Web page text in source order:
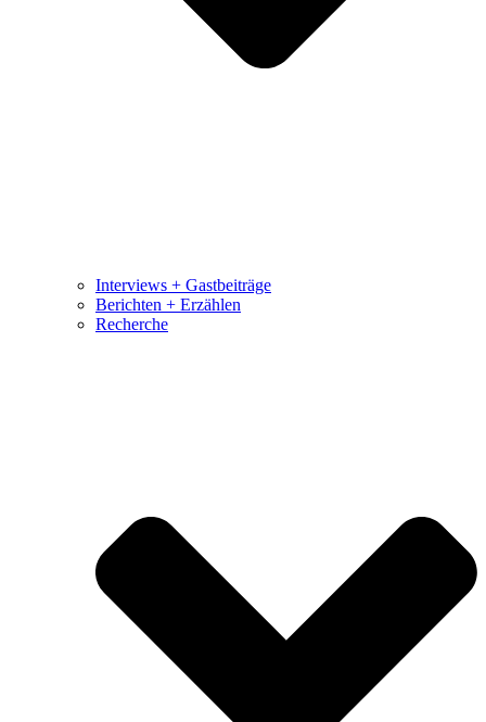
Interviews + Gastbeiträge
Berichten + Erzählen
Recherche